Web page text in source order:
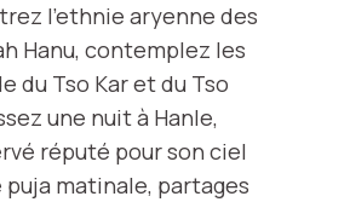
l’ethnie aryenne des
Hanu, contemplez les
du Tso Kar et du Tso
une nuit à Hanle,
réputé pour son ciel
matinale, partages